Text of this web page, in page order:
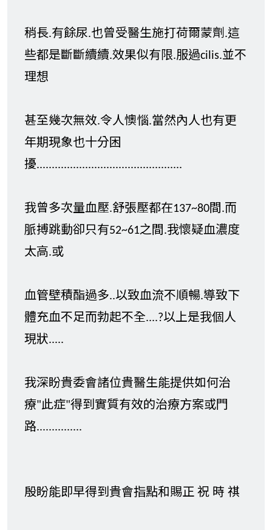
稍長.有餘尿.也曾受醫生施打荷爾蒙劑.這
些都是斷斷續續.效果似有限.服過cilis.並不
理想
甚至幾次無效.令人懊惱.當然內人也有更
年期現象也十分困
擾................................................
我曾多次量血壓.舒張壓都在137~80間.而
脈搏跳動卻只有52~61之間.我懷疑血濃度
太高.或
血管壁積酯過多..以致血流不順暢.導致下
體充血不足而勃起不全....?以上是我個人
現狀.....
我深盼貴委會諸位貴醫生能提供如何治
療"此症"得到實質有效的治療方案或門
路...............
殷盼能即早得到貴會指點和賜正 祝 時 祺